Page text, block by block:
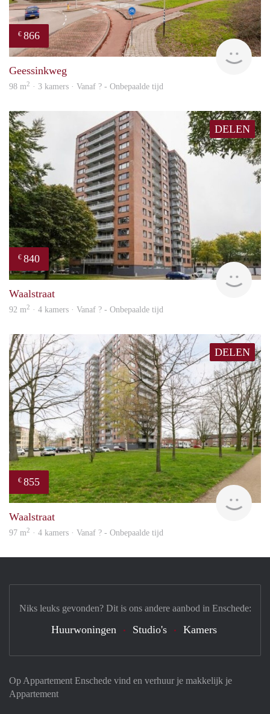
€ 866
Geessinkweg
98 m2 · 3 kamers · Vanaf ? - Onbepaalde tijd
DELEN
€ 840
Waalstraat
92 m2 · 4 kamers · Vanaf ? - Onbepaalde tijd
DELEN
€ 855
Waalstraat
97 m2 · 4 kamers · Vanaf ? - Onbepaalde tijd
Op Appartement Enschede vind en verhuur je makkelijk je
Appartement
Niks leuks gevonden? Dit is ons andere aanbod in Enschede:
Huurwoningen Studio's Kamers